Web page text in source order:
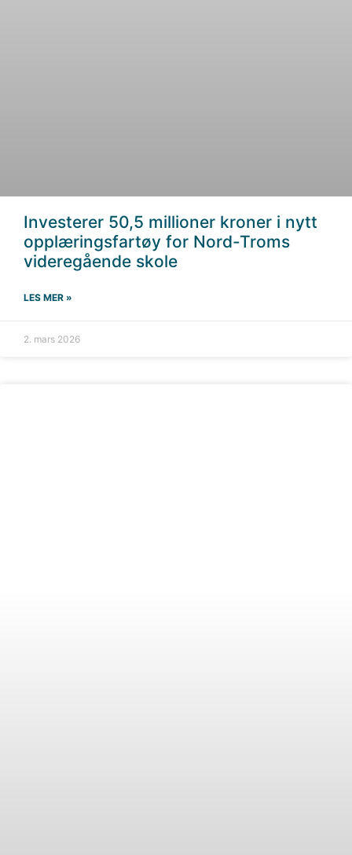
Investerer 50,5 millioner kroner i nytt
opplæringsfartøy for Nord-Troms
videregående skole
LES MER »
2. mars 2026